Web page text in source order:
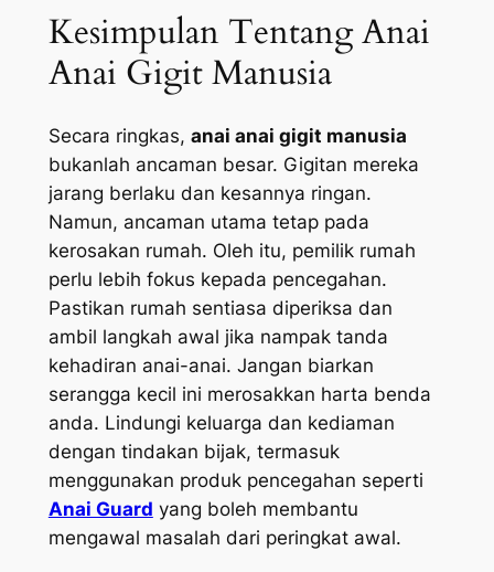
Kesimpulan Tentang Anai
Anai Gigit Manusia
Secara ringkas, anai anai gigit manusia
bukanlah ancaman besar. Gigitan mereka
jarang berlaku dan kesannya ringan.
Namun, ancaman utama tetap pada
kerosakan rumah. Oleh itu, pemilik rumah
perlu lebih fokus kepada pencegahan.
Pastikan rumah sentiasa diperiksa dan
ambil langkah awal jika nampak tanda
kehadiran anai-anai. Jangan biarkan
serangga kecil ini merosakkan harta benda
anda. Lindungi keluarga dan kediaman
dengan tindakan bijak, termasuk
menggunakan produk pencegahan seperti
Anai Guard yang boleh membantu
mengawal masalah dari peringkat awal.